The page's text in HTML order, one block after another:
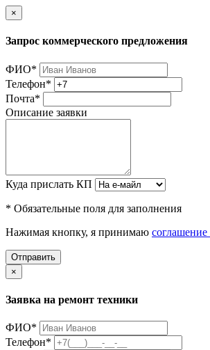
×
Запрос коммерческого предложения
ФИО*
Телефон*
Почта*
Описание заявки
Куда прислать КП
* Обязательные поля для заполнения
Нажимая кнопку, я принимаю
Отправить
×
Заявка на ремонт техники
ФИО*
Телефон*